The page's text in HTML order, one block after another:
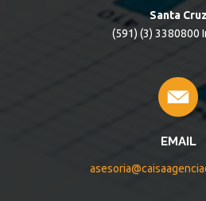
Santa Cruz
(591) (3) 3380800
EMAIL